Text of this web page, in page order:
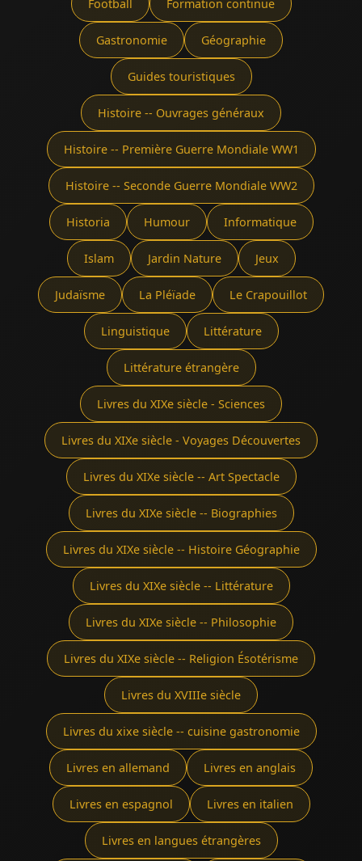
Football Formation continue
Gastronomie Géographie
Guides touristiques
Histoire -- Ouvrages généraux
Histoire -- Première Guerre Mondiale WW1
Histoire -- Seconde Guerre Mondiale WW2
Historia Humour Informatique
Islam Jardin Nature Jeux
Judaïsme La Pléïade Le Crapouillot
Linguistique Littérature
Littérature étrangère
Livres du XIXe siècle - Sciences
Livres du XIXe siècle - Voyages Découvertes
Livres du XIXe siècle -- Art Spectacle
Livres du XIXe siècle -- Biographies
Livres du XIXe siècle -- Histoire Géographie
Livres du XIXe siècle -- Littérature
Livres du XIXe siècle -- Philosophie
Livres du XIXe siècle -- Religion Ésotérisme
Livres du XVIIIe siècle
Livres du xixe siècle -- cuisine gastronomie
Livres en allemand Livres en anglais
Livres en espagnol Livres en italien
Livres en langues étrangères